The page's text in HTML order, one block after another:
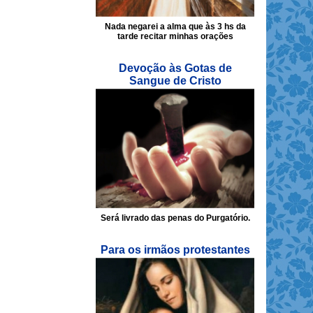
Nada negarei a alma que às 3 hs da
tarde recitar minhas orações
Devoção às Gotas de
Sangue de Cristo
Será livrado das penas do Purgatório.
Para os irmãos protestantes